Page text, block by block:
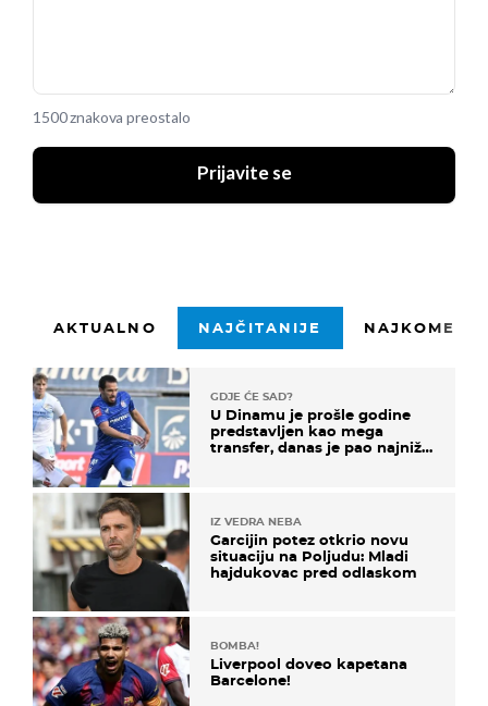
1500 znakova preostalo
Prijavite se
AKTUALNO NAJČITANIJE
GDJE ĆE SAD?
U Dinamu je prošle godine
predstavljen kao mega
transfer, danas je pao najniže
IZ VEDRA NEBA
Garcijin potez otkrio novu
situaciju na Poljudu: Mladi
hajdukovac pred odlaskom
BOMBA!
Liverpool doveo kapetana
Barcelone!